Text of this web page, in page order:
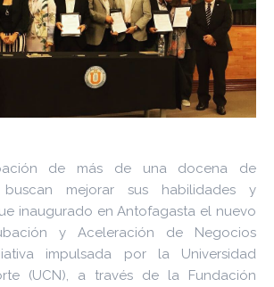
de más de una docena de
mejorar sus habilidades y
inaugurado en Antofagasta el nuevo
y Aceleración de Negocios
impulsada por la Universidad
(UCN), a través de la Fundación